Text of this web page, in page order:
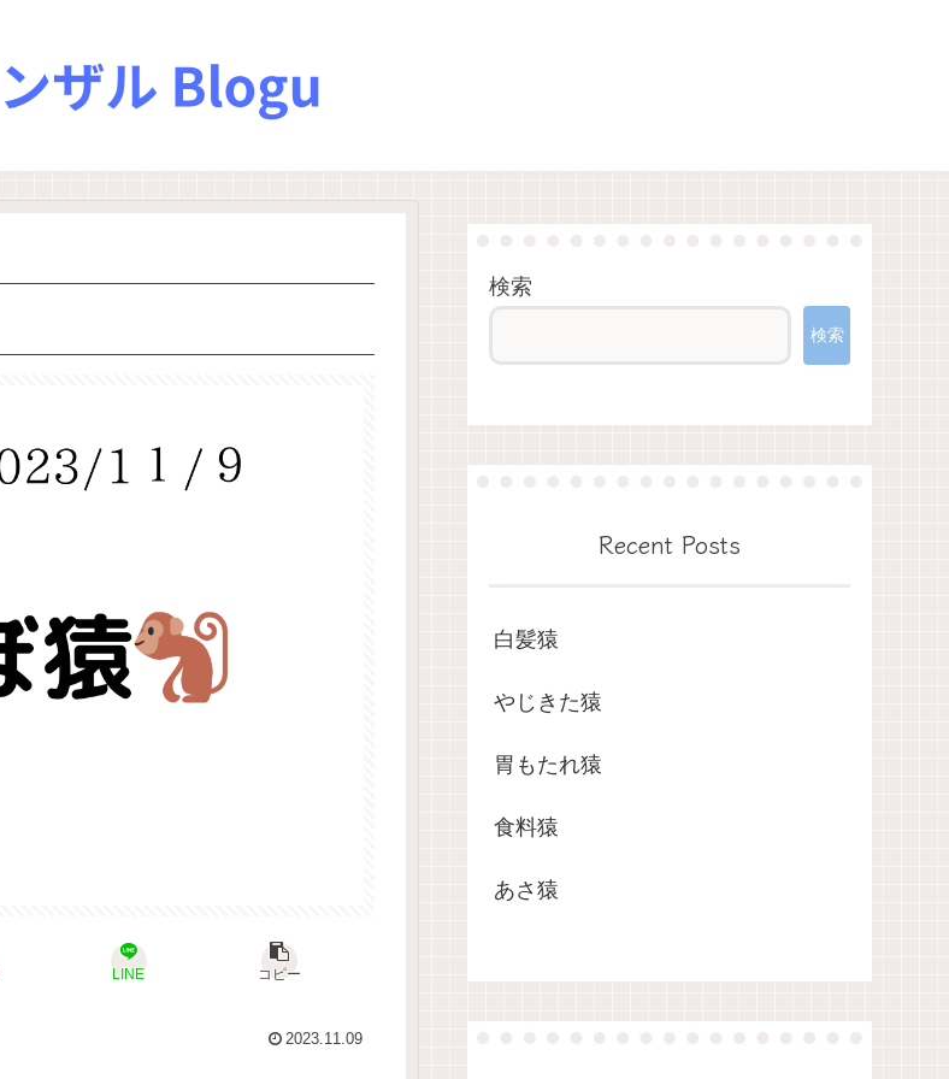
LINE コピー
2023.11.09
検索
検索
Recent Posts
白髪猿
やじきた猿
胃もたれ猿
食料猿
あさ猿